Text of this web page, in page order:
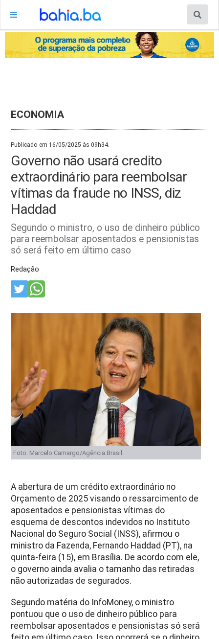
ECONOMIA
Publicado em 16/05/2025 às 09h34.
Governo não usará credito
extraordinário para reembolsar
vítimas da fraude no INSS, diz
Haddad
Segundo o ministro, o uso de dinheiro público
para reembolsar aposentados e pensionistas
só será feito em último caso
Redação
Foto: Marcelo Camargo/Agência Brasil
A abertura de um crédito extraordinário no
Orçamento de 2025 visando o ressarcimento de
aposentados e pensionistas vítimas do
esquema de descontos indevidos no Instituto
Nacional do Seguro Social (INSS), afirmou o
ministro da Fazenda, Fernando Haddad (PT), na
quinta-feira (15), em Brasília. De acordo com ele,
o governo ainda avalia o tamanho das retiradas
não autorizadas de segurados.
Segundo matéria do InfoMoney, o ministro
pontuou que o uso de dinheiro público para
reembolsar aposentados e pensionistas só será